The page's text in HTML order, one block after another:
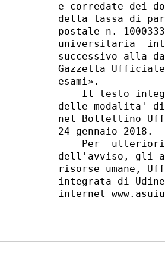
e corredate dei
della tassa di
postale n.
universitaria
successivo alla
Gazzetta
esami».
Il testo
delle modalita'
nel Bollettino
24 gennaio 2018.
Per
dell'avviso, gli
risorse umane,
integrata di
internet